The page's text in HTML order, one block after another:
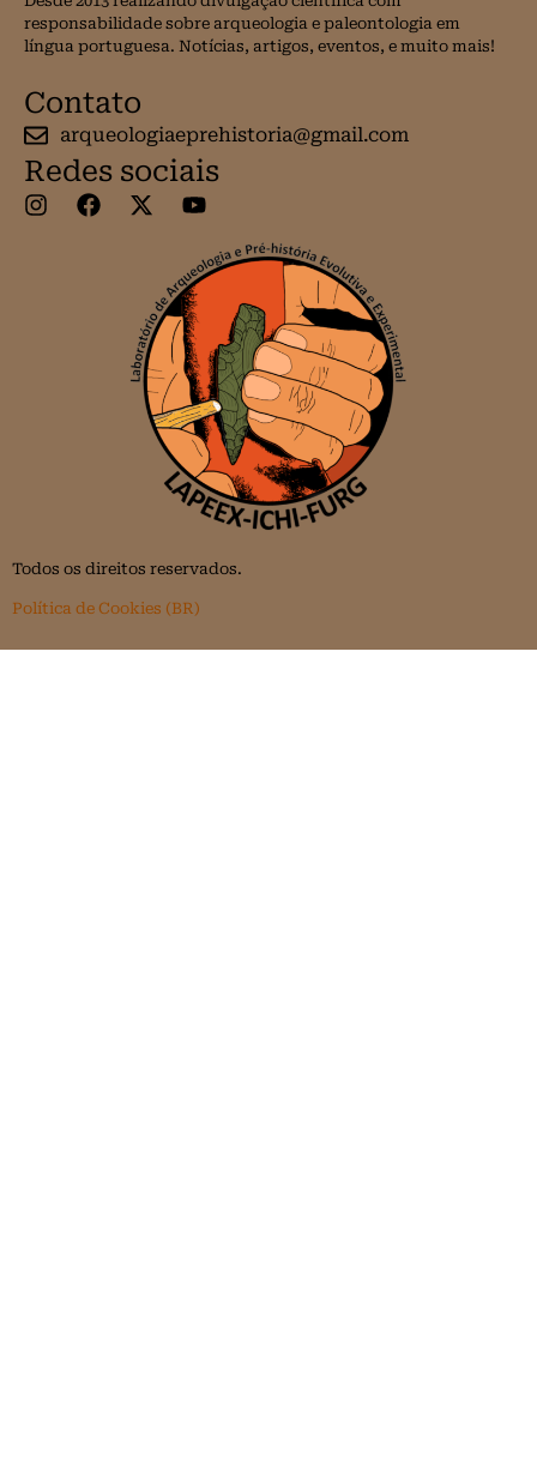
responsabilidade sobre arqueologia e paleontologia em
língua portuguesa. Notícias, artigos, eventos, e muito mais!
Contato
arqueologiaeprehistoria@gmail.com
Redes sociais
Todos os direitos reservados.
Política de Cookies (BR)